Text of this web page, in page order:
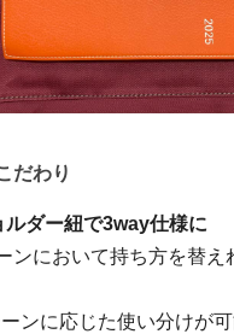
だわり
ルダー紐で3way仕様に
ンにおいて持ち方を替え
ンに応じた使い分けが可